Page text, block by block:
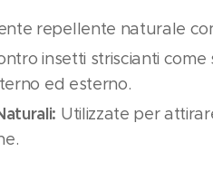
repellente naturale
insetti striscianti
ed esterno.
Utilizzate per